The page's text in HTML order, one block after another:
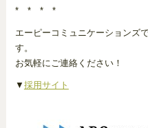
* * * *
エーピーコミュニケーションズ
す。
お気軽にご連絡ください！
▼ 採用サイト